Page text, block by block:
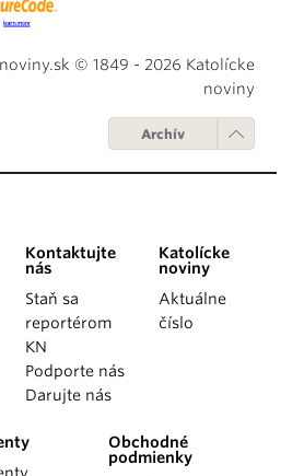
© 1849 - 2026 Katolícke
noviny
Archív
Kontaktujte
nás
Staň sa
reportérom
KN
Podporte nás
Darujte nás
Katolícke
noviny
Aktuálne
číslo
Obchodné
podmienky